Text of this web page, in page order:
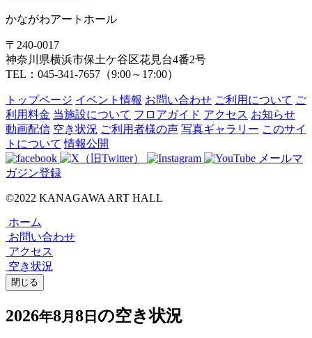
かながわアートホール
〒240-0017
神奈川県横浜市保土ケ谷区花見台4番2号
TEL：045-341-7657（9:00～17:00）
トップページ イベント情報 お問い合わせ ご利用について ご
利用料金 当施設について フロアガイド アクセス お知らせ
動画配信 空き状況 ご利用者様の声 写真ギャラリー このサイ
トについて 情報公開
メールマ
ガジン登録
©2022 KANAGAWA ART HALL
ホーム
お問い合わせ
アクセス
空き状況
閉じる
2026年8月 8 日 の空き状況